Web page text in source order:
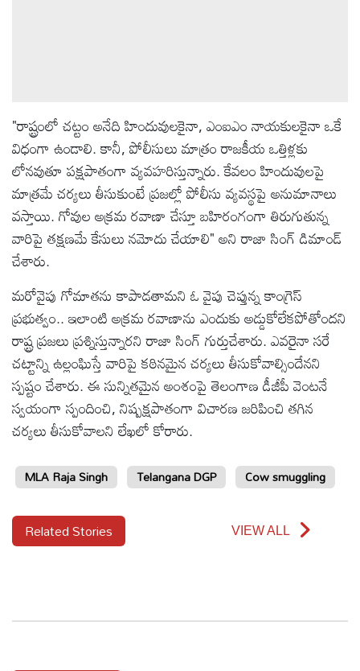
"రాష్ట్రంలో చట్టం అనేది హిందువులకైనా, ఎంఐఎం నాయకులకైనా ఒకే
విధంగా ఉండాలి. కానీ, పోలీసులు మాత్రం రాజకీయ ఒత్తిళ్లకు
లోనవుతూ పక్షపాతంగా వ్యవహరిస్తున్నారు. కేవలం హిందువులపై
మాత్రమే చర్యలు తీసుకుంటే ప్రజల్లో పోలీసు వ్యవస్థపై అనుమానాలు
వస్తాయి. గోవుల అక్రమ రవాణా చేస్తూ బహిరంగంగా తిరుగుతున్న
వారిపై తక్షణమే కేసులు నమోదు చేయాలి" అని రాజా సింగ్ డిమాండ్
చేశారు.
మరోవైపు గోమాతను కాపాడతామని ఓ వైపు చెప్తున్న కాంగ్రెస్
ప్రభుత్వం.. ఇలాంటి అక్రమ రవాణాను ఎందుకు అడ్డుకోలేకపోతోందని
రాష్ట్ర ప్రజలు ప్రశ్నిస్తున్నారని రాజా సింగ్ గుర్తుచేశారు. ఎవరైనా సరే
చట్టాన్ని ఉల్లంఘిస్తే వారిపై కఠినమైన చర్యలు తీసుకోవాల్సిందేనని
స్పష్టం చేశారు. ఈ సున్నితమైన అంశంపై తెలంగాణ డీజీపీ వెంటనే
స్వయంగా స్పందించి, నిష్పక్షపాతంగా విచారణ జరిపించి తగిన
చర్యలు తీసుకోవాలని లేఖలో కోరారు.
MLA Raja Singh Telangana DGP Cow smuggling
Related Stories VIEW ALL